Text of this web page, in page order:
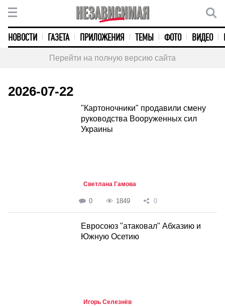
НОВОСТИ ГАЗЕТА ПРИЛОЖЕНИЯ ТЕМЫ ФОТО ВИДЕО
Перейти на полную версию сайта
2026-07-22
"Картоночники" продавили смену
руководства Вооруженных сил
Украины
Светлана Гамова
0 1849 0
Евросоюз "атаковал" Абхазию и
Южную Осетию
Игорь Селезнёв